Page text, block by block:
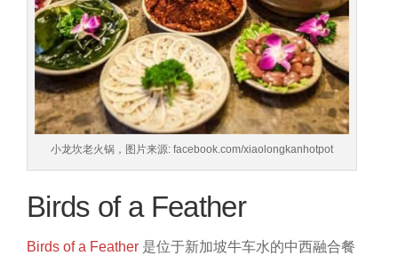
小龙坎老火锅，图片来源: facebook.com/xiaolongkanhotpot
Birds of a Feather
Birds of a Feather 是位于新加坡牛车水的中西融合餐